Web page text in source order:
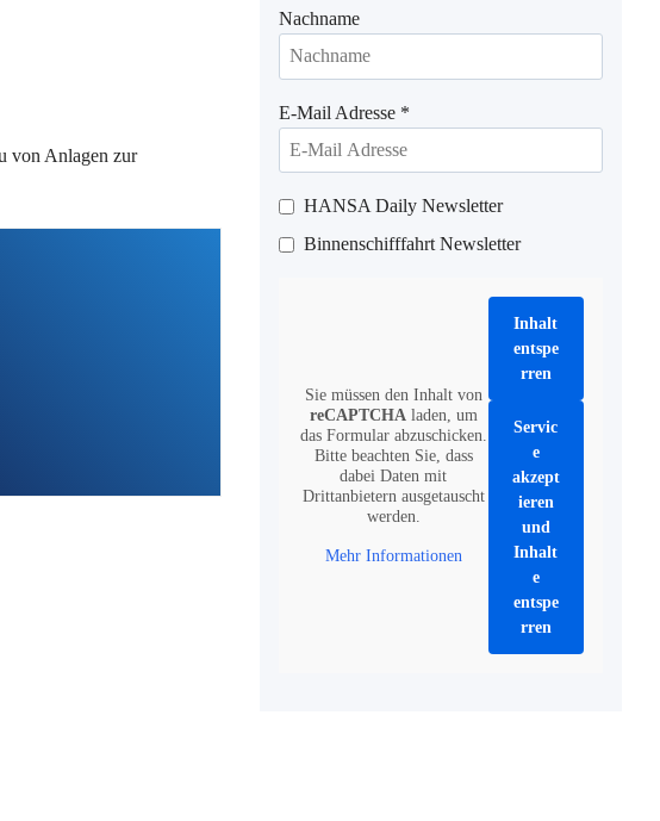
von Anlagen zur
Nachname
E-Mail Adresse *
HANSA Daily Newsletter
Binnenschifffahrt Newsletter
Sie müssen den Inhalt von
reCAPTCHAladen, um
das Formular abzuschicken.
Bitte beachten Sie, dass
dabei Daten mit
Drittanbietern ausgetauscht
werden.
Mehr Informationen
Inhalt
entspe
rren
Servic
e
akzept
ieren
und
Inhalt
e
entspe
rren